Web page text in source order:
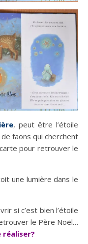
, peut être l’étoile
faons qui cherchent
pour retrouver le
une lumière dans le
si c’est bien l’étoile
le Père Noël…
réaliser?